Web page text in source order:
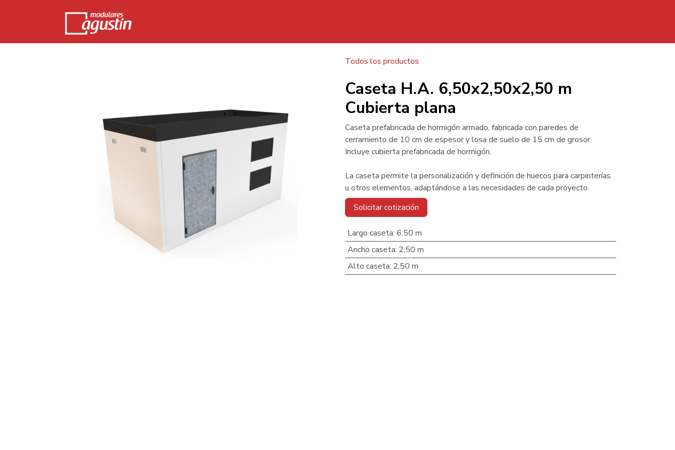
Todos los productos
Caseta H.A. 6,50x2,50x2,50 m
Cubierta plana
Caseta prefabricada de hormigón armado, fabricada con paredes de
cerramiento de 10 cm de espesor y losa de suelo de 15 cm de grosor.
Incluye cubierta prefabricada de hormigón.
La caseta permite la personalización y definición de huecos para carpinterías
u otros elementos, adaptándose a las necesidades de cada proyecto.
Solicitar cotización
Largo caseta: 6,50 m
Ancho caseta: 2,50 m
Alto caseta: 2,50 m